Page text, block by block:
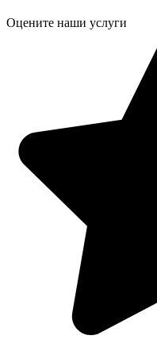
Оцените наши услуги